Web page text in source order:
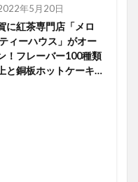
年5月20日
に紅茶専門店「メロ
ィーハウス」がオー
！フレーバー100種類
と銅板ホットケーキ